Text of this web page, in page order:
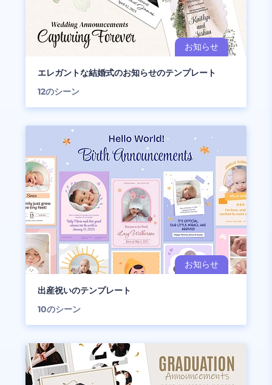
エレガントな結婚式のお知らせのテンプレート
12のシーン
出産祝いのテンプレート
10のシーン